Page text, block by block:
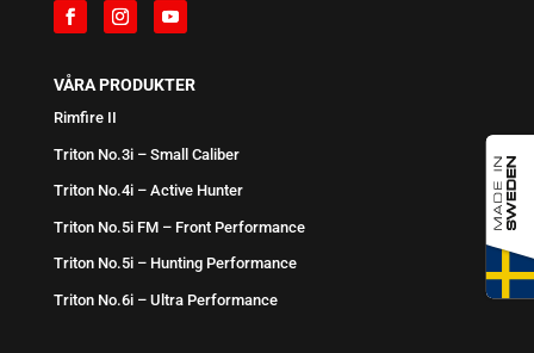
VÅRA PRODUKTER
Rimfire II
Triton No.3i – Small Caliber
Triton No.4i – Active Hunter
Triton No.5i FM – Front Performance
Triton No.5i – Hunting Performance
Triton No.6i – Ultra Performance